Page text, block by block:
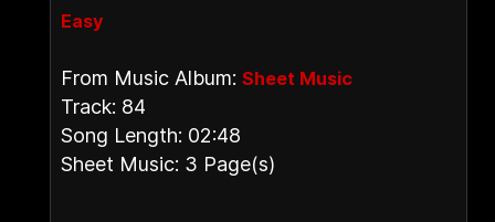
Easy
From Music Album: Sheet Music
Track: 84
Song Length: 02:48
Sheet Music: 3 Page(s)